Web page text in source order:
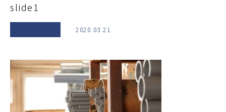
slide1
2020.03.21